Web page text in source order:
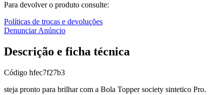
Para devolver o produto consulte:
Políticas de trocas e devoluções
Denunciar Anúncio
Descrição e ficha técnica
Código hfec7f27b3
steja pronto para brilhar com a Bola Topper society sintetico Pro.